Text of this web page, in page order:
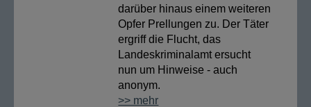
darüber hinaus einem weiteren
Opfer Prellungen zu. Der Täter
ergriff die Flucht, das
Landeskriminalamt ersucht
nun um Hinweise - auch
anonym.
>> mehr